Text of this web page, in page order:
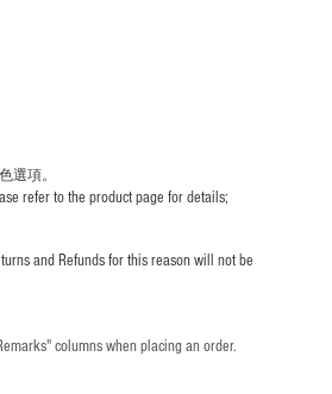
選項。
refer to the product page for details;
and Refunds for this reason will not be
columns when placing an order.